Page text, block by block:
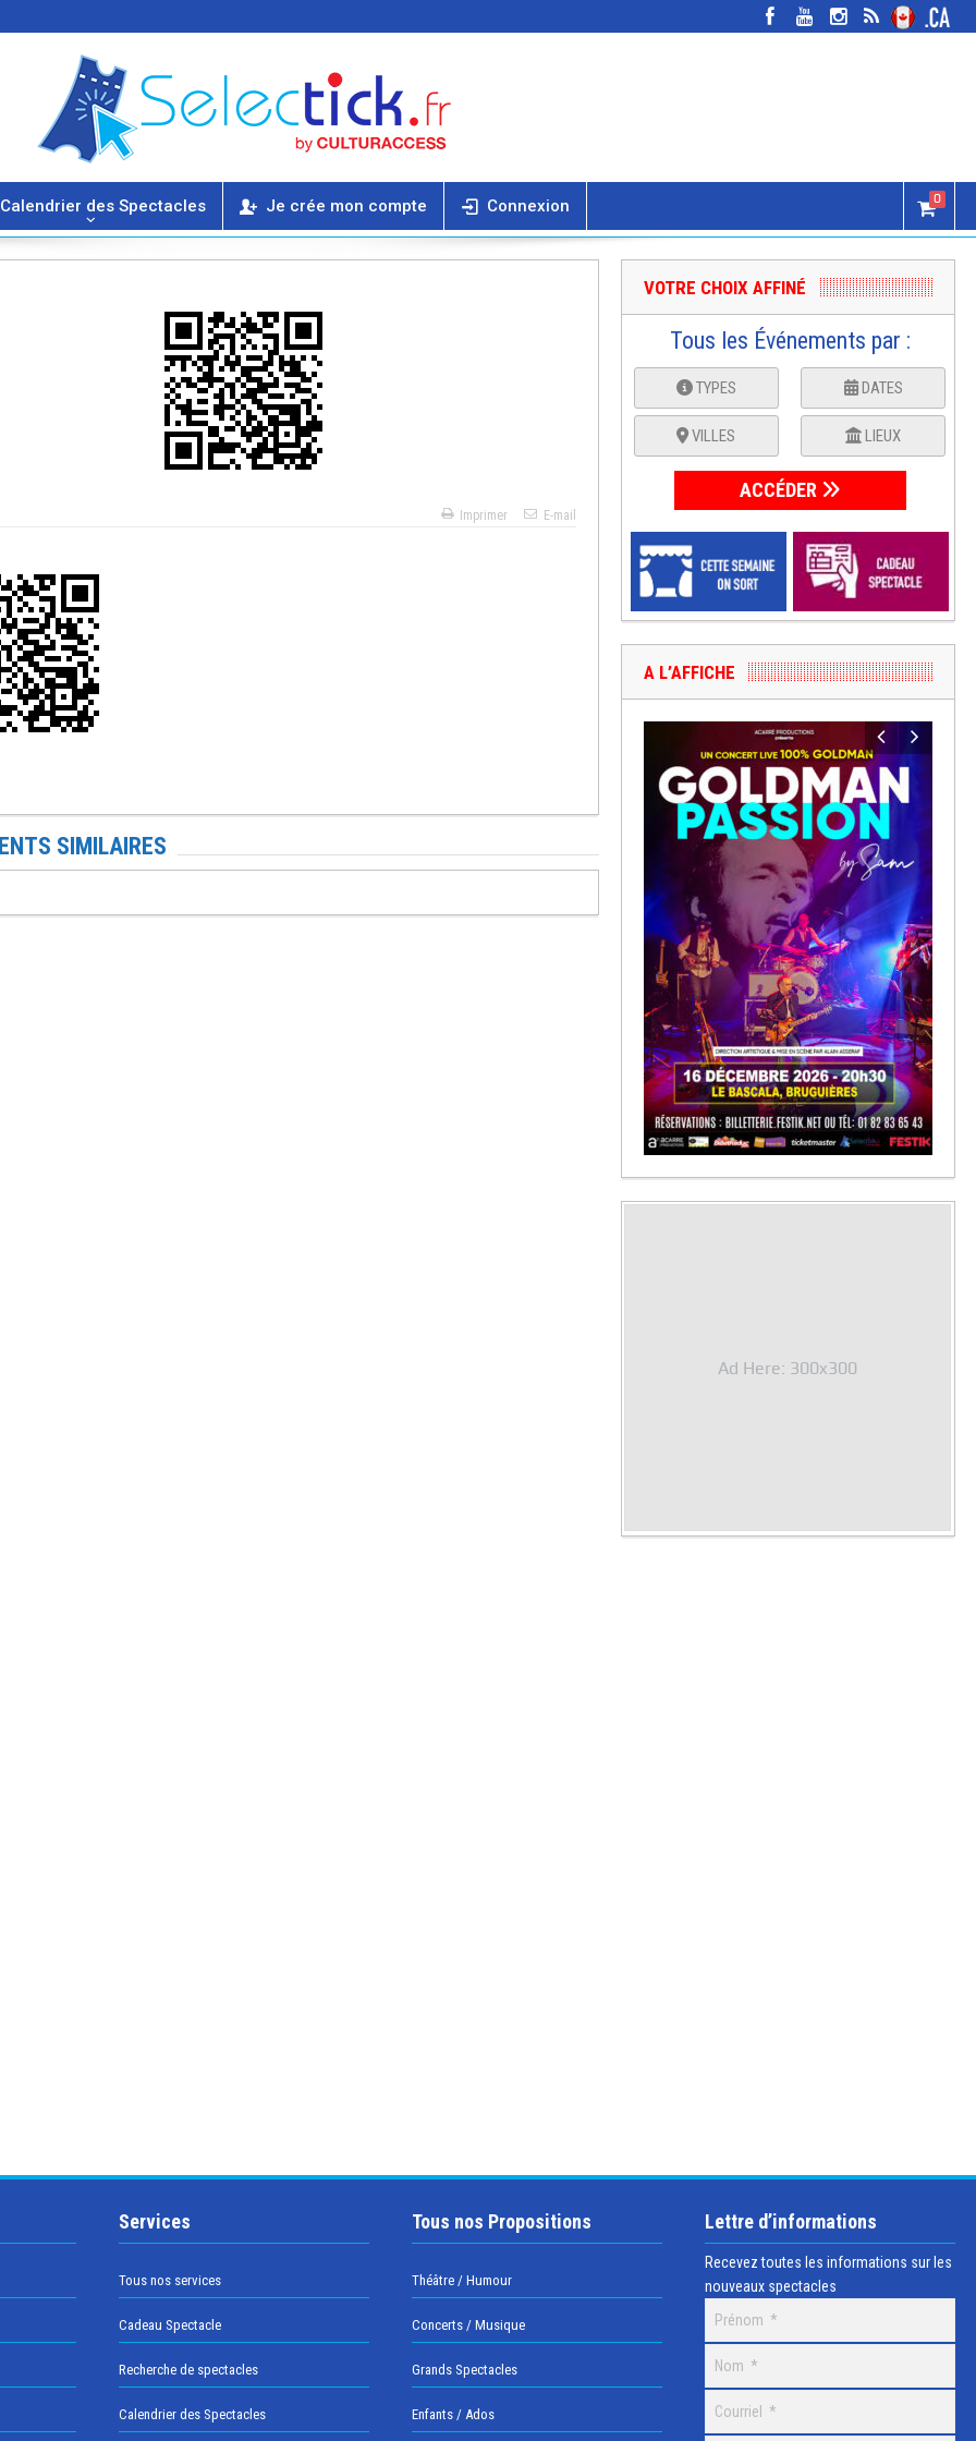
Calendrier des Spectacles Je crée mon compte Connexion 0
Imprimer E-mail
SIMILAIRES
VOTRE CHOIX AFFINÉ
Tous les Événements par :
TYPES DATES
VILLES LIEUX
ACCÉDER
A L’AFFICHE
Ad Here: 300x300
Services
Tous nos services
Cadeau Spectacle
Recherche de spectacles
Calendrier des Spectacles
Tous nos Propositions
Théâtre / Humour
Concerts / Musique
Grands Spectacles
Enfants / Ados
Lettre d’informations
Recevez toutes les informations sur les
nouveaux spectacles